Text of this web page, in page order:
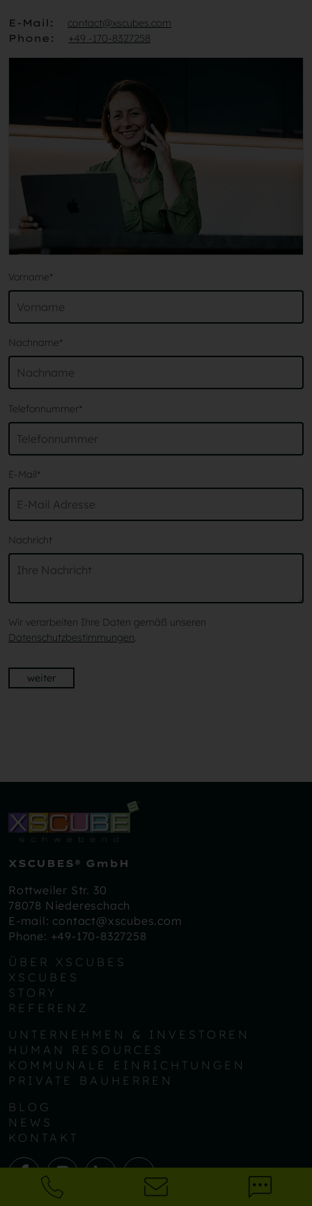
E-Mail:
contact@xscubes.com
Phone:
+49 -170-8327258
Vorname*
Nachname*
Telefonnummer*
E-Mail*
Nachricht
Wir verarbeiten Ihre Daten gemäß unseren
Datenschutzbestimmungen.
weiter
XSCUBES® GmbH
Rottweiler Str. 30
78078 Niedereschach
E-mail: contact@xscubes.com
Phone: +49-170-8327258
ÜBER XSCUBES
XSCUBES
STORY
REFERENZ
UNTERNEHMEN & INVESTOREN
HUMAN RESOURCES
KOMMUNALE EINRICHTUNGEN
PRIVATE BAUHERREN
BLOG
NEWS
KONTAKT